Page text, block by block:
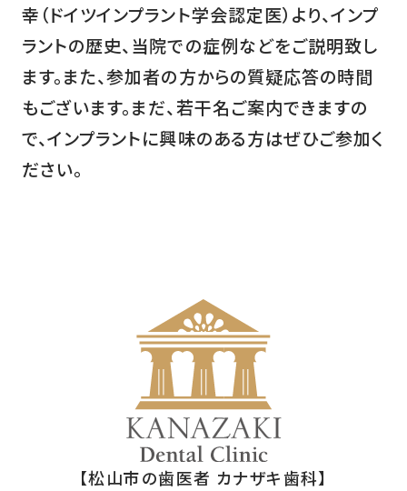
幸（ドイツインプラント学会認定医）より、インプ
ラントの歴史、当院での症例などをご説明致し
ます。また、参加者の方からの質疑応答の時間
もございます。まだ、若干名ご案内できますの
で、インプラントに興味のある方はぜひご参加く
ださい。
【松山市の歯医者 カナザキ歯科】